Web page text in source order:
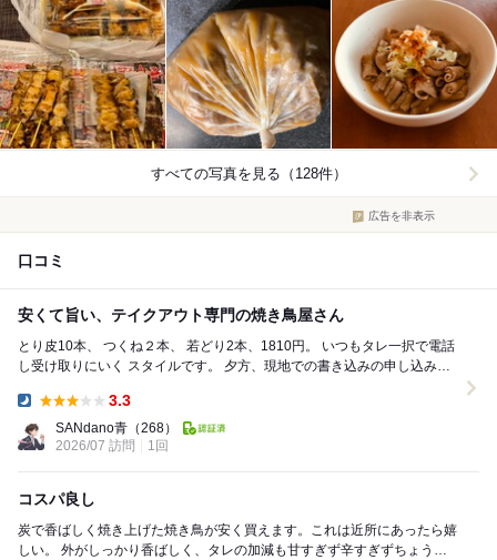
すべての写真を見る（128件）
広告を非表示
口コミ
安くて旨い、テイクアウト専門の焼き鳥屋さん
とり皮10本、 つくね２本、 若どり2本、1810円。 いつもタレ一択で電話
し受け取りにいく スタイルです。 夕方、現地での書き込みの申し込み
3.3
SANdano青 （268）
2026/07 訪問
1回
コスパ良し
炭で香ばしく焼き上げた焼き鳥が安く買えます。これは近所にあったら嬉
しい。 外がしっかり香ばしく、タレの加減も甘すぎず辛すぎずちょうど